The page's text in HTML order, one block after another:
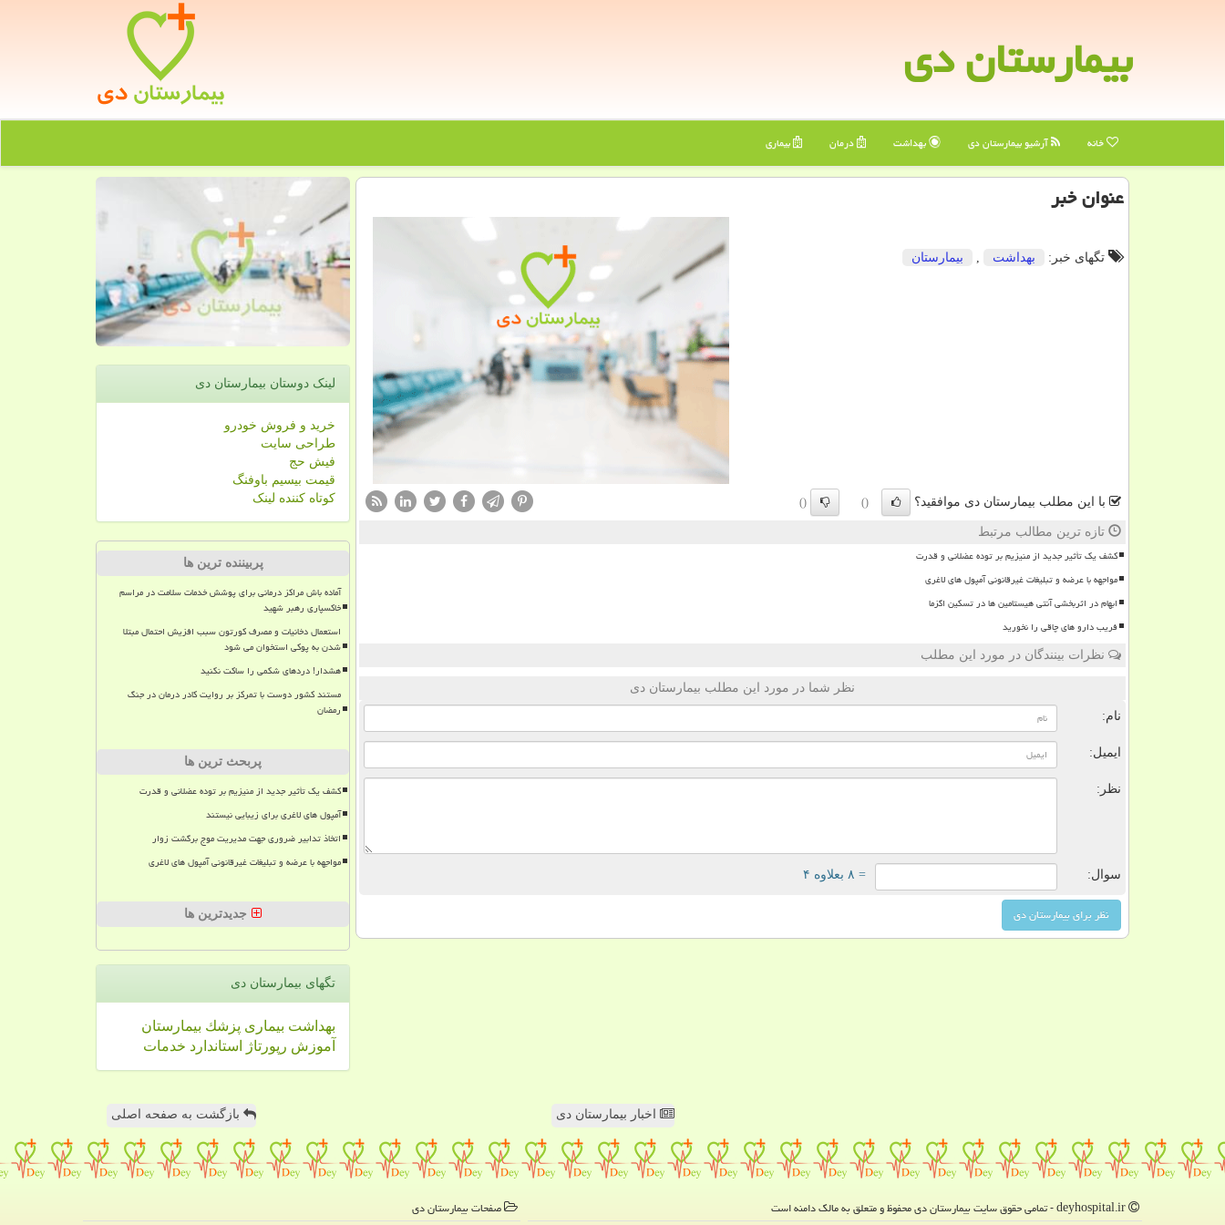
بیمارستان دی
خانه آرشیو بیمارستان دی بهداشت درمان بیماری
عنوان خبر
تگهای خبر: بهداشت , بیمارستان
با این مطلب بیمارستان دی موافقید؟ ()
()
تازه ترین مطالب مرتبط
کشف یک تأثیر جدید از منیزیم بر توده عضلانی و قدرت
مواجهه با عرضه و تبلیغات غیرقانونی آمپول های لاغری
ابهام در اثربخشی آنتی هیستامین ها در تسکین اگزما
فریب دارو های چاقی را نخورید
نظرات بینندگان در مورد این مطلب
نظر شما در مورد این مطلب بیمارستان دی
نام:
ایمیل:
نظر:
سوال: = ۸ بعلاوه ۴
لینک دوستان بیمارستان دی
خرید و فروش خودرو
طراحی سایت
فیش حج
قیمت بیسیم باوفنگ
کوتاه کننده لینک
پربیننده ترین ها
آماده باش مراکز درمانی برای پوشش خدمات سلامت در مراسم
خاکسپاری رهبر شهید
استعمال دخانیات و مصرف کورتون سبب افزیش احتمال مبتلا
شدن به پوکی استخوان می شود
هشدار! دردهای شکمی را ساکت نکنید
مستند کشور دوست با تمرکز بر روایت کادر درمان در جنگ
رمضان
پربحث ترین ها
کشف یک تأثیر جدید از منیزیم بر توده عضلانی و قدرت
آمپول های لاغری برای زیبایی نیستند
اتخاذ تدابیر ضروری جهت مدیریت موج برگشت زوار
مواجهه با عرضه و تبلیغات غیرقانونی آمپول های لاغری
جدیدترین ها
تگهای بیمارستان دی
بهداشت بیماری پزشك بیمارستان
آموزش رپورتاژ استاندارد خدمات
اخبار بیمارستان دی بازگشت به صفحه اصلی
صفحات بیمارستان دی